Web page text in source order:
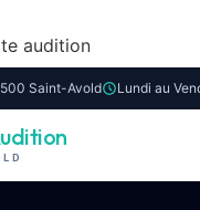
audition
Saint-Avold Lundi au